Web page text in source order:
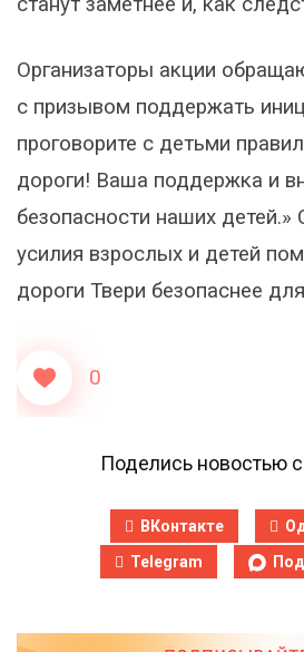
Организаторы акции
с призывом поддержать
проговорите с детьми
дороги! Ваша поддержка и
безопасности наших
усилия взрослых и детей
дороги Твери безопаснее
0
Поделись новостью
ВКонтакте
Telegram